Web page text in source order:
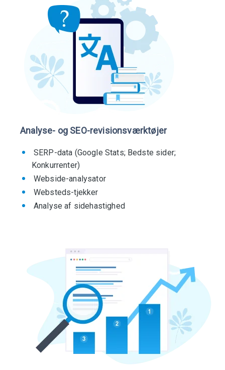
Analyse- og SEO-revisionsværktøjer
SERP-data (Google Stats; Bedste sider;
Konkurrenter)
Webside-analysator
Websteds-tjekker
Analyse af sidehastighed